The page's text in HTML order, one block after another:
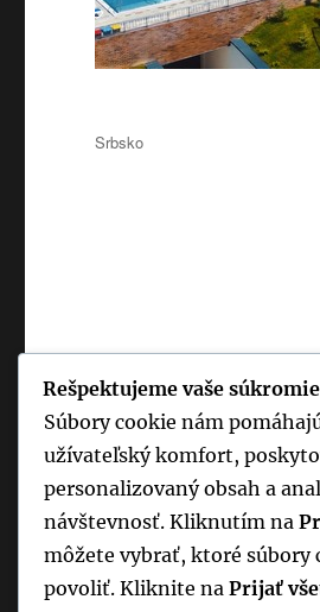
Publikované
Kategórie
Srbsko
Rešpektujeme vaše súkromie
Súbory cookie nám
užívateľský komfort,
personalizovaný obsah a
návštevnosť. Kliknutím na
môžete vybrať, ktoré súbory
povoliť. Kliknite na Prijať